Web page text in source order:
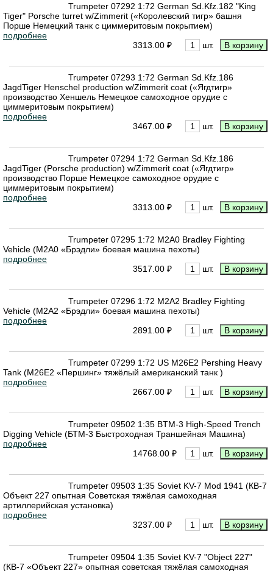
Trumpeter 07292 1:72 German Sd.Kfz.182 "King
Tiger" Porsche turret w/Zimmerit («Королевский тигр» башня
Порше Немецкий танк с циммеритовым покрытием)
подробнее
3313.00 ₽
шт.
Trumpeter 07293 1:72 German Sd.Kfz.186
JagdTiger Henschel production w/Zimmerit coat («Ягдтигр»
производство Хеншель Немецкое самоходное орудие с
циммеритовым покрытием)
подробнее
3467.00 ₽
шт.
Trumpeter 07294 1:72 German Sd.Kfz.186
JagdTiger (Porsche production) w/Zimmerit coat («Ягдтигр»
производство Порше Немецкое самоходное орудие с
циммеритовым покрытием)
подробнее
3313.00 ₽
шт.
Trumpeter 07295 1:72 M2A0 Bradley Fighting
Vehicle (M2A0 «Брэдли» боевая машина пехоты)
подробнее
3517.00 ₽
шт.
Trumpeter 07296 1:72 M2A2 Bradley Fighting
Vehicle (М2А2 «Брэдли» боевая машина пехоты)
подробнее
2891.00 ₽
шт.
Trumpeter 07299 1:72 US M26E2 Pershing Heavy
Tank (М26Е2 «Першинг» тяжёлый американский танк )
подробнее
2667.00 ₽
шт.
Trumpeter 09502 1:35 BTM-3 High-Speed Trench
Digging Vehicle (БТМ-3 Быстроходная Траншейная Машина)
подробнее
14768.00 ₽
шт.
Trumpeter 09503 1:35 Soviet KV-7 Mod 1941 (КВ-7
Объект 227 опытная Советская тяжёлая самоходная
артиллерийская установка)
подробнее
3237.00 ₽
шт.
Trumpeter 09504 1:35 Soviet KV-7 "Object 227"
(КВ-7 «Объект 227» опытная советская тяжёлая самоходная